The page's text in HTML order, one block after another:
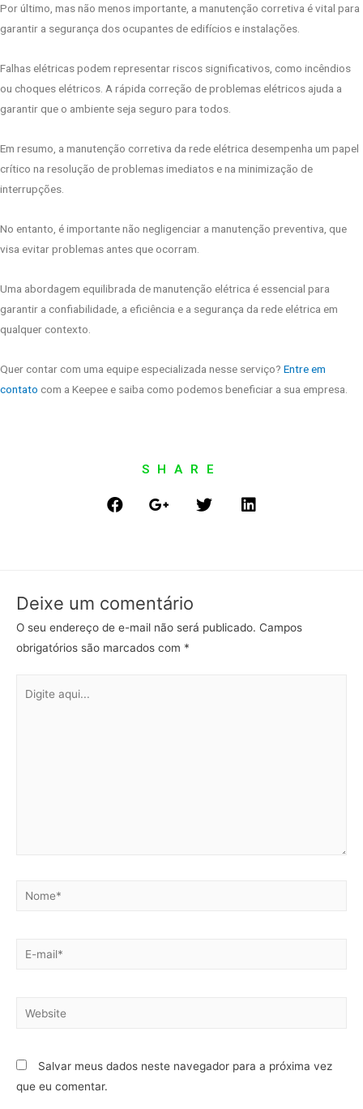
Por último, mas não menos importante, a manutenção corretiva é vital para
garantir a segurança dos ocupantes de edifícios e instalações.
Falhas elétricas podem representar riscos significativos, como incêndios
ou choques elétricos. A rápida correção de problemas elétricos ajuda a
garantir que o ambiente seja seguro para todos.
Em resumo, a manutenção corretiva da rede elétrica desempenha um papel
crítico na resolução de problemas imediatos e na minimização de
interrupções.
No entanto, é importante não negligenciar a manutenção preventiva, que
visa evitar problemas antes que ocorram.
Uma abordagem equilibrada de manutenção elétrica é essencial para
garantir a confiabilidade, a eficiência e a segurança da rede elétrica em
qualquer contexto.
Quer contar com uma equipe especializada nesse serviço? Entre em
contato com a Keepee e saiba como podemos beneficiar a sua empresa.
SHARE
Deixe um comentário
O seu endereço de e-mail não será publicado. Campos
obrigatórios são marcados com *
Salvar meus dados neste navegador para a próxima vez
que eu comentar.